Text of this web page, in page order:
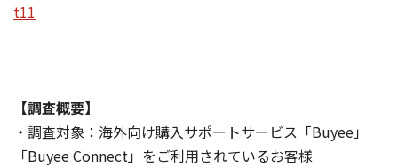
t11
【調査概要】
・調査対象：海外向け購入サポートサービス「Buyee」
「Buyee Connect」をご利用されているお客様